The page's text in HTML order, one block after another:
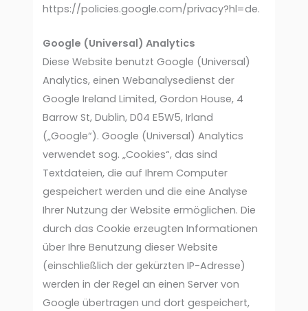
https://policies.google.com/privacy?hl=de.
Google (Universal) Analytics
Diese Website benutzt Google (Universal)
Analytics, einen Webanalysedienst der
Google Ireland Limited, Gordon House, 4
Barrow St, Dublin, D04 E5W5, Irland
(„Google“). Google (Universal) Analytics
verwendet sog. „Cookies“, das sind
Textdateien, die auf Ihrem Computer
gespeichert werden und die eine Analyse
Ihrer Nutzung der Website ermöglichen. Die
durch das Cookie erzeugten Informationen
über Ihre Benutzung dieser Website
(einschließlich der gekürzten IP-Adresse)
werden in der Regel an einen Server von
Google übertragen und dort gespeichert,